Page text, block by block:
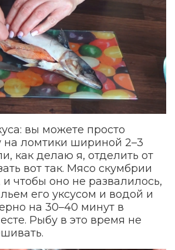
вы можете просто
на ломтики шириной 2–3
как делаю я, отделить от
вот так. Мясо скумбрии
чтобы оно не развалилось,
его уксусом и водой и
на 30–40 минут в
Рыбу в это время не